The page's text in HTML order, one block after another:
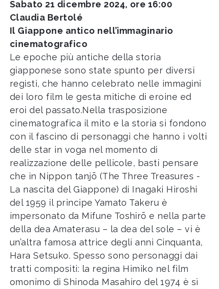
Sabato 21 dicembre 2024, ore 16:00
Claudia Bertolé
Il Giappone antico nell’immaginario
cinematografico
Le epoche più antiche della storia
giapponese sono state spunto per diversi
registi, che hanno celebrato nelle immagini
dei loro film le gesta mitiche di eroine ed
eroi del passato.Nella trasposizione
cinematografica il mito e la storia si fondono
con il fascino di personaggi che hanno i volti
delle star in voga nel momento di
realizzazione delle pellicole, basti pensare
che in Nippon tanjō (The Three Treasures -
La nascita del Giappone) di Inagaki Hiroshi
del 1959 il principe Yamato Takeru è
impersonato da Mifune Toshirō e nella parte
della dea Amaterasu – la dea del sole – vi è
un’altra famosa attrice degli anni Cinquanta,
Hara Setsuko. Spesso sono personaggi dai
tratti compositi: la regina Himiko nel film
omonimo di Shinoda Masahiro del 1974 è sì